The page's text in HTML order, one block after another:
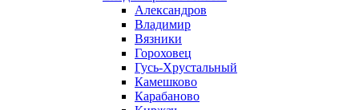
Александров
Владимир
Вязники
Гороховец
Гусь-Хрустальный
Камешково
Карабаново